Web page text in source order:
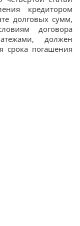
кредитором
долговых сумм,
договора
должен
срока погашения